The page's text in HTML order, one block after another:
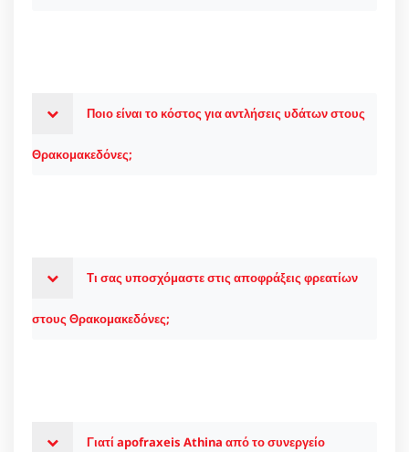
Ποιο είναι το κόστος για αντλήσεις υδάτων στους
Θρακομακεδόνες;
Τι σας υποσχόμαστε στις αποφράξεις φρεατίων
στους Θρακομακεδόνες;
Γιατί apofraxeis Athina από το συνεργείο